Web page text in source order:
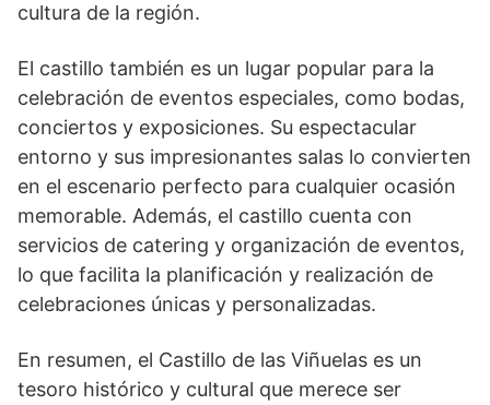
cultura de la⁣ región.
El castillo también es​ un lugar popular para la
celebración de eventos especiales, como⁢ bodas,
conciertos‍ y ​exposiciones. Su espectacular
entorno y sus impresionantes salas lo convierten
en el escenario perfecto para cualquier ocasión
memorable. Además, el castillo cuenta con
servicios de catering y organización de⁢ eventos,​
lo que facilita la planificación y realización de
celebraciones únicas y‌ personalizadas.
En ⁣resumen, el Castillo de las Viñuelas es un
tesoro histórico y cultural que merece ser